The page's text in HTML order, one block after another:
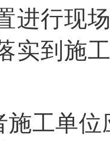
进行现
实到施
施工单